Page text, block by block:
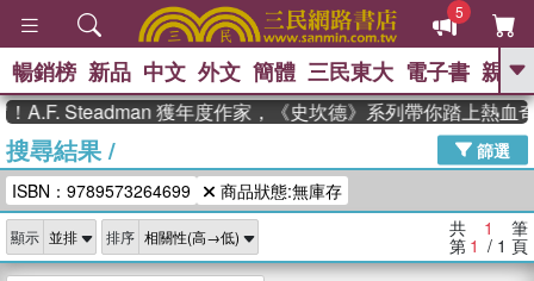
5
GO
高希均教授回憶錄
、 The Odyssey 、 父親節 、 如果歷
史是一群喵 、
獎 臺灣漫遊錄 、 方念華 、 台灣的李
登輝時代
數學女孩：黎曼猜想 、
偉大的迷走神經
暢銷榜 新品 中文 外文 簡體 三民東大 電子書 親子
A.F. Steadman 獲年度作家，《史坎德》系列帶你踏上熱血
搜尋結果/
篩選
ISBN：9789573264699
商品狀態:無庫存
顯示 排序 共 1 筆
第 1 / 1 頁